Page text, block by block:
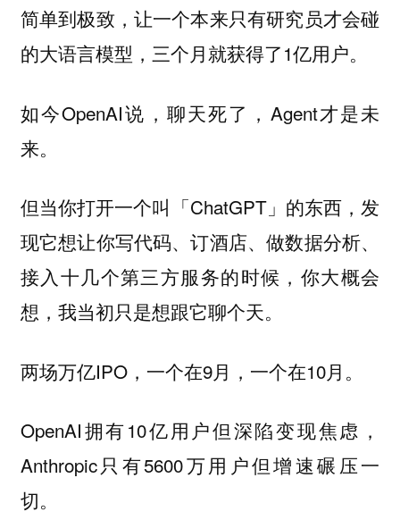
简单到极致，让一个本来只有研究员才会碰
的大语言模型，三个月就获得了1亿用户。
如今OpenAI说，聊天死了，Agent才是未
来。
但当你打开一个叫「ChatGPT」的东西，发
现它想让你写代码、订酒店、做数据分析、
接入十几个第三方服务的时候，你大概会
想，我当初只是想跟它聊个天。
两场万亿IPO，一个在9月，一个在10月。
OpenAI拥有10亿用户但深陷变现焦虑，
Anthropic只有5600万用户但增速碾压一
切。